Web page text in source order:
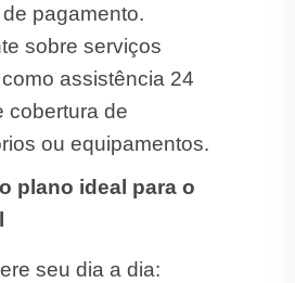
pagamento.
sobre serviços
assistência 24
cobertura de
ou equipamentos.
plano ideal para o
seu dia a dia: